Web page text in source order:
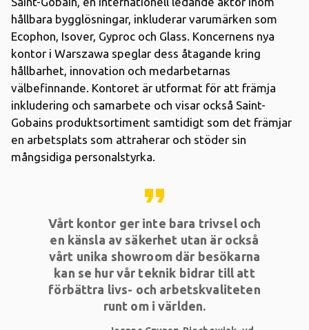
hållbara bygglösningar, inkluderar varumärken som
Ecophon, Isover, Gyproc och Glass. Koncernens nya
kontor i Warszawa speglar dess åtagande kring
hållbarhet, innovation och medarbetarnas
välbefinnande. Kontoret är utformat för att främja
inkludering och samarbete och visar också Saint-
Gobains produktsortiment samtidigt som det främjar
en arbetsplats som attraherar och stöder sin
mångsidiga personalstyrka.
format_quote
Vårt kontor ger inte bara trivsel och
en känsla av säkerhet utan är också
vårt unika showroom där besökarna
kan se hur vår teknik bidrar till att
förbättra livs- och arbetskvaliteten
runt om i världen.